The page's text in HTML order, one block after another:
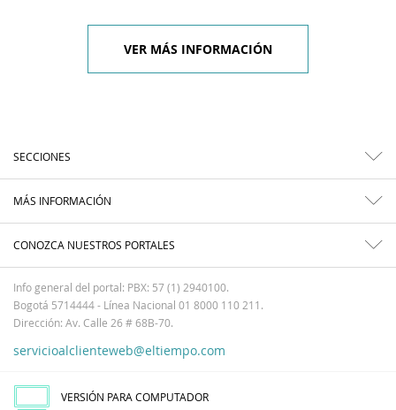
VER MÁS INFORMACIÓN
SECCIONES
MÁS INFORMACIÓN
CONOZCA NUESTROS PORTALES
Info general del portal: PBX: 57 (1) 2940100.
Bogotá 5714444 - Línea Nacional 01 8000 110 211.
Dirección: Av. Calle 26 # 68B-70.
servicioalclienteweb@eltiempo.com
VERSIÓN PARA COMPUTADOR